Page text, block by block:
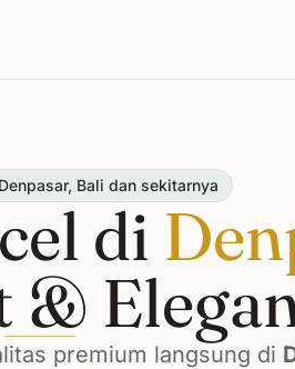
Bali dan sekitarnya
di
&
premium langsung di